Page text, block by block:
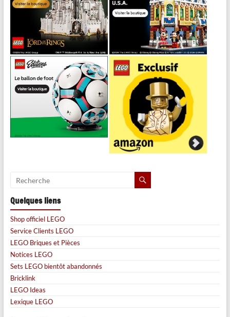
Quelques liens
Shop officiel LEGO
Service Clients LEGO
LEGO Briques et Pièces
Notices LEGO
Sets LEGO bientôt abandonnés
Bricklink
LEGO Ideas
Lexique LEGO